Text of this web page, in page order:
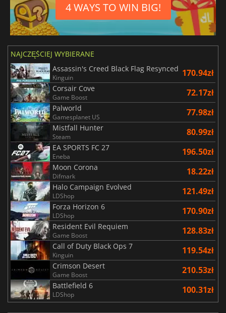
4 WAYS TO WIN BIG!
NAJCZĘŚCIEJ WYBIERANE
Assassin's Creed Black Flag Resynced
Kinguin 170.94zł
Corsair Cove
Game Boost 72.17zł
Palworld
Gamesplanet US 77.98zł
Mistfall Hunter
Steam 80.99zł
EA SPORTS FC 27
Eneba 196.50zł
Moon Corona
Difmark 18.22zł
Halo Campaign Evolved
LDShop 121.49zł
Forza Horizon 6
LDShop 170.90zł
Resident Evil Requiem
Game Boost 128.83zł
Call of Duty Black Ops 7
Kinguin 119.54zł
Crimson Desert
Game Boost 210.53zł
Battlefield 6
LDShop 100.31zł